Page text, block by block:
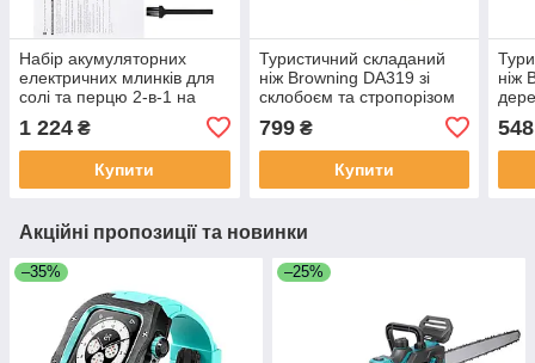
Набір акумуляторних
електричних млинків для
солі та перцю 2-в-1 на
підставці (Electric Grinder
Set Rechargeable),
автоматичний под
1 224 ₴
Купити
Туристичний складаний
ніж Browning DA319 зі
склобоєм та стропорізом
799₴
Купити
ніж
(24
548
Акційні пропозиції та новинки
–35% –25%